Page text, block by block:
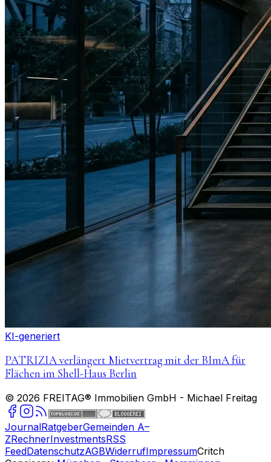
KI-generiert
PATRIZIA verlängert Mietvertrag mit der BImA für
Flächen im Shell-Haus Berlin
© 2026 FREITAG® Immobilien GmbH - Michael Freitag
JournalRatgeberGemeinden A–
ZRechnerInvestmentsRSS
FeedDatenschutzAGBWiderrufImpressumCritch